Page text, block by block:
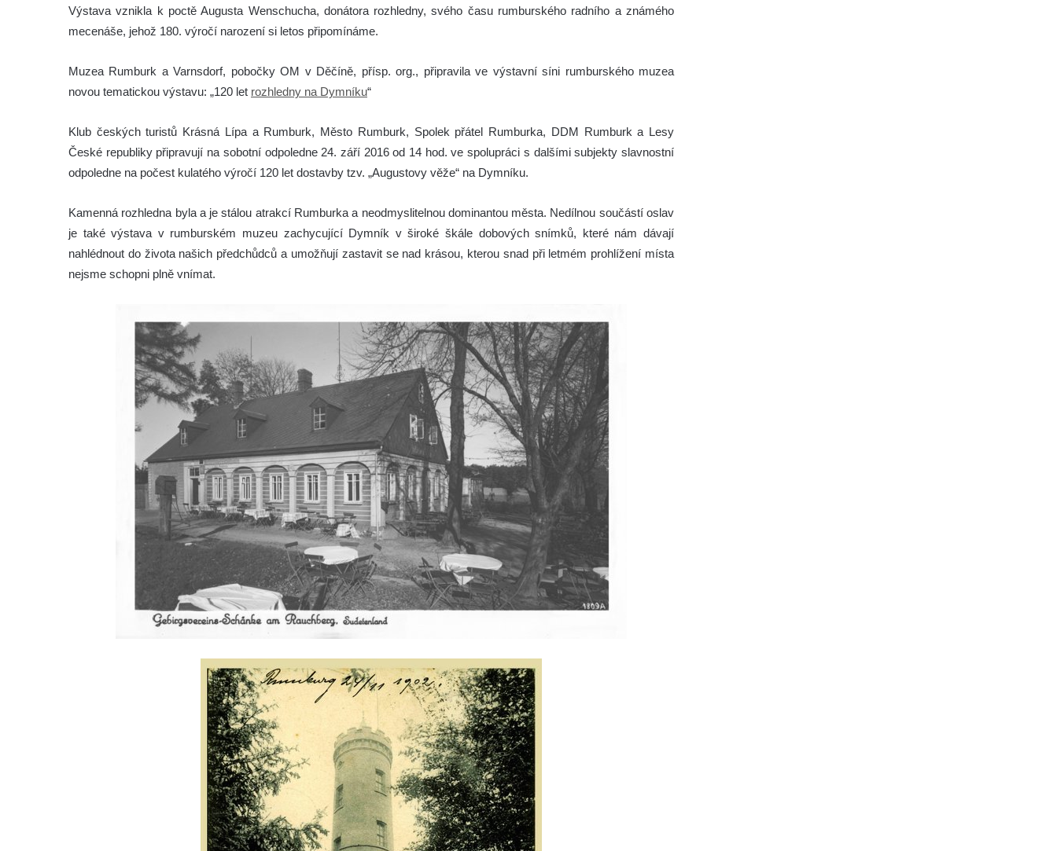
Výstava vznikla k poctě Augusta Wenschucha, donátora rozhledny, svého času rumburského radního a známého
mecenáše, jehož 180. výročí narození si letos připomínáme.
Muzea Rumburk a Varnsdorf, pobočky OM v Děčíně, přísp. org., připravila ve výstavní síni rumburského muzea
novou tematickou výstavu: „120 let rozhledny na Dymníku“
Klub českých turistů Krásná Lípa a Rumburk, Město Rumburk, Spolek přátel Rumburka, DDM Rumburk a Lesy
České republiky připravují na sobotní odpoledne 24. září 2016 od 14 hod. ve spolupráci s dalšími subjekty slavnostní
odpoledne na počest kulatého výročí 120 let dostavby tzv. „Augustovy věže“ na Dymníku.
Kamenná rozhledna byla a je stálou atrakcí Rumburka a neodmyslitelnou dominantou města. Nedílnou součástí oslav
je také výstava v rumburském muzeu zachycující Dymník v široké škále dobových snímků, které nám dávají
nahlédnout do života našich předchůdců a umožňují zastavit se nad krásou, kterou snad při letmém prohlížení místa
nejsme schopni plně vnímat.